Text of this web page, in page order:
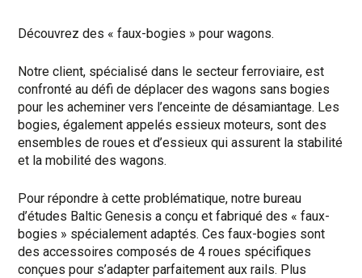
Découvrez des « faux-bogies » pour wagons.
Notre client, spécialisé dans le secteur ferroviaire, est
confronté au défi de déplacer des wagons sans bogies
pour les acheminer vers l’enceinte de désamiantage. Les
bogies, également appelés essieux moteurs, sont des
ensembles de roues et d’essieux qui assurent la stabilité
et la mobilité des wagons.
Pour répondre à cette problématique, notre bureau
d’études Baltic Genesis a conçu et fabriqué des « faux-
bogies » spécialement adaptés. Ces faux-bogies sont
des accessoires composés de 4 roues spécifiques
conçues pour s’adapter parfaitement aux rails. Plus